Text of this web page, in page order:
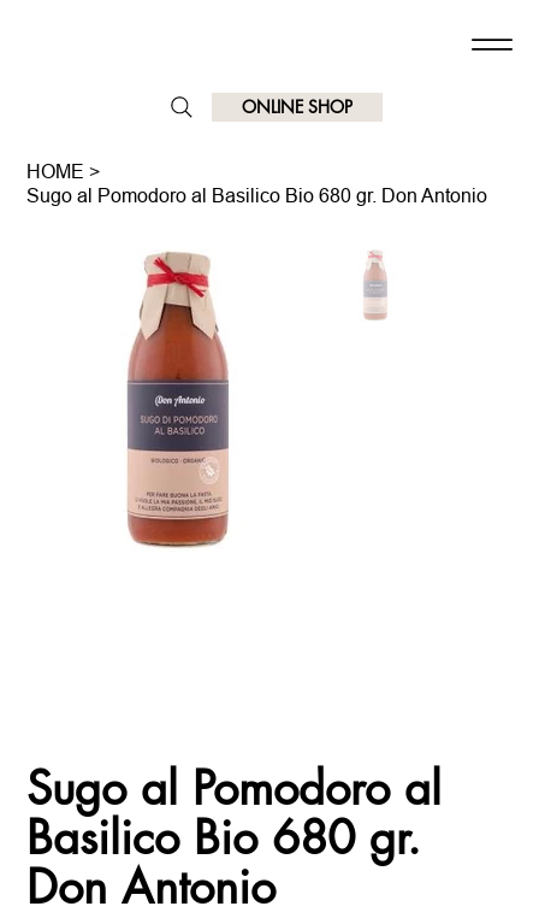
ONLINE SHOP
HOME >
Sugo al Pomodoro al Basilico Bio 680 gr. Don Antonio
Sugo al Pomodoro al
Basilico Bio 680 gr.
Don Antonio